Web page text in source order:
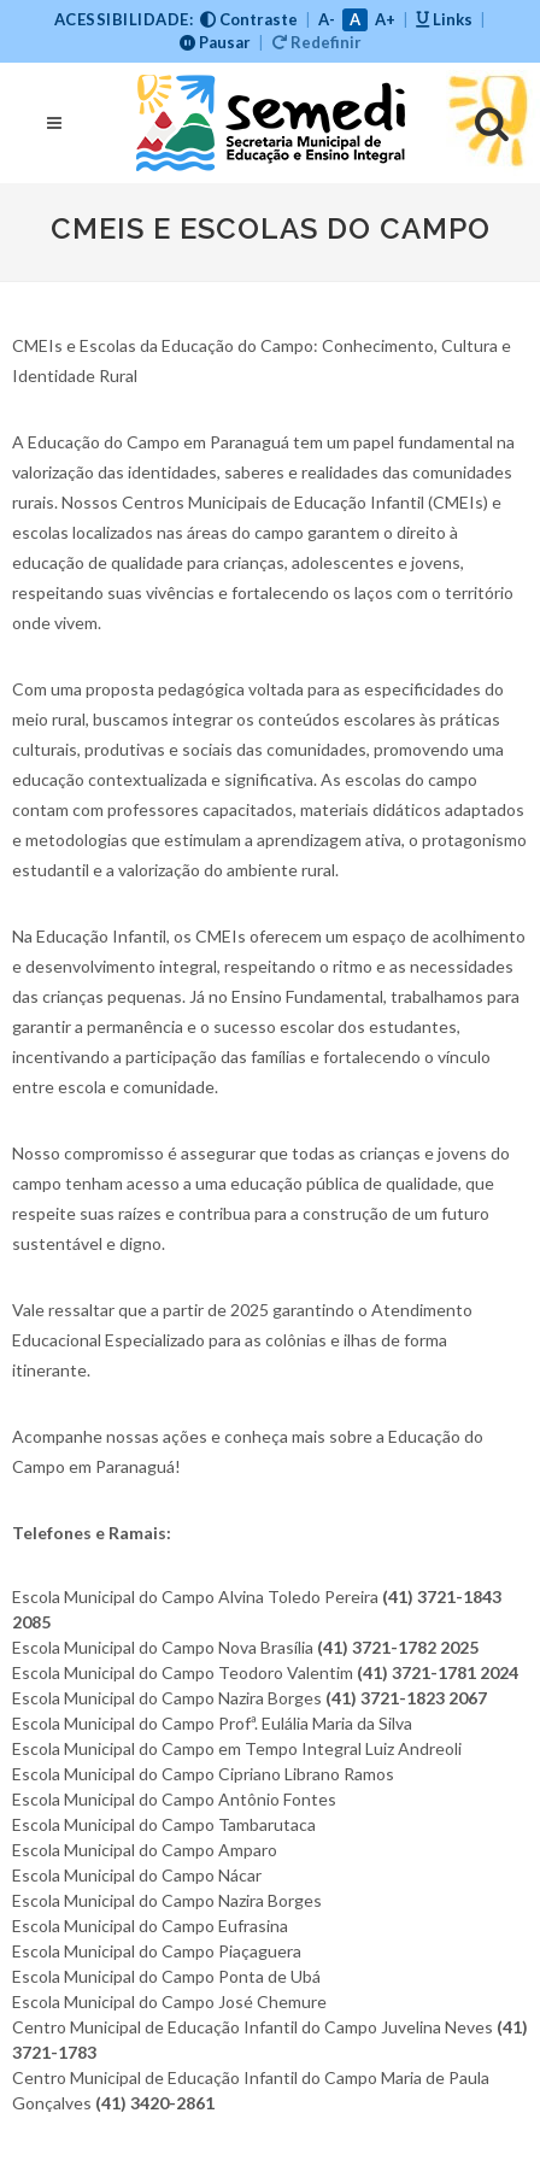
ACESSIBILIDADE: Contraste A- A A+ Links
Pausar
Redefinir
CMEIS E ESCOLAS DO CAMPO
CMEIs e Escolas da Educação do Campo: Conhecimento, Cultura e
Identidade Rural
A Educação do Campo em Paranaguá tem um papel fundamental na
valorização das identidades, saberes e realidades das comunidades
rurais. Nossos Centros Municipais de Educação Infantil (CMEIs) e
escolas localizados nas áreas do campo garantem o direito à
educação de qualidade para crianças, adolescentes e jovens,
respeitando suas vivências e fortalecendo os laços com o território
onde vivem.
Com uma proposta pedagógica voltada para as especificidades do
meio rural, buscamos integrar os conteúdos escolares às práticas
culturais, produtivas e sociais das comunidades, promovendo uma
educação contextualizada e significativa. As escolas do campo
contam com professores capacitados, materiais didáticos adaptados
e metodologias que estimulam a aprendizagem ativa, o protagonismo
estudantil e a valorização do ambiente rural.
Na Educação Infantil, os CMEIs oferecem um espaço de acolhimento
e desenvolvimento integral, respeitando o ritmo e as necessidades
das crianças pequenas. Já no Ensino Fundamental, trabalhamos para
garantir a permanência e o sucesso escolar dos estudantes,
incentivando a participação das famílias e fortalecendo o vínculo
entre escola e comunidade.
Nosso compromisso é assegurar que todas as crianças e jovens do
campo tenham acesso a uma educação pública de qualidade, que
respeite suas raízes e contribua para a construção de um futuro
sustentável e digno.
Vale ressaltar que a partir de 2025 garantindo o Atendimento
Educacional Especializado para as colônias e ilhas de forma
itinerante.
Acompanhe nossas ações e conheça mais sobre a Educação do
Campo em Paranaguá!
Telefones e Ramais:
Escola Municipal do Campo Alvina Toledo Pereira (41) 3721-1843
2085
Escola Municipal do Campo Nova Brasília (41) 3721-1782 2025
Escola Municipal do Campo Teodoro Valentim (41) 3721-1781 2024
Escola Municipal do Campo Nazira Borges (41) 3721-1823 2067
Escola Municipal do Campo Profª. Eulália Maria da Silva
Escola Municipal do Campo em Tempo Integral Luiz Andreoli
Escola Municipal do Campo Cipriano Librano Ramos
Escola Municipal do Campo Antônio Fontes
Escola Municipal do Campo Tambarutaca
Escola Municipal do Campo Amparo
Escola Municipal do Campo Nácar
Escola Municipal do Campo Nazira Borges
Escola Municipal do Campo Eufrasina
Escola Municipal do Campo Piaçaguera
Escola Municipal do Campo Ponta de Ubá
Escola Municipal do Campo José Chemure
Centro Municipal de Educação Infantil do Campo Juvelina Neves (41)
3721-1783
Centro Municipal de Educação Infantil do Campo Maria de Paula
Gonçalves (41) 3420-2861